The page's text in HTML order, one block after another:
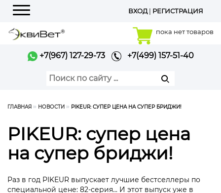
Меню
ВХОД| РЕГИСТРАЦИЯ
пока нет товаров
+7(967) 127-29-73 +7(499) 157-51-40
ГЛАВНАЯ НОВОСТИ PIKEUR: СУПЕР ЦЕНА НА СУПЕР БРИДЖИ!
PIKEUR: супер цена
на супер бриджи!
Раз в год PIKEUR выпускает лучшие бестселлеры по
специальной цене: 82-серия... И этот выпуск уже в